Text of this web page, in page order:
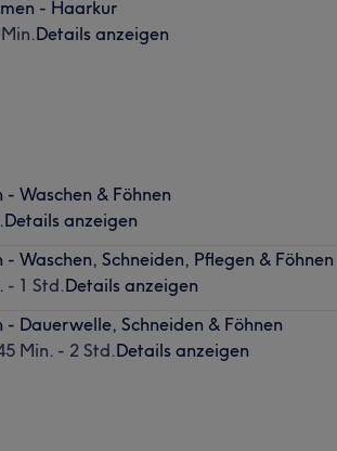
- Haarkur
Details anzeigen
- Waschen & Föhnen
Details anzeigen
- Waschen, Schneiden, Pflegen & Föhnen
- 1 Std.Details anzeigen
- Dauerwelle, Schneiden & Föhnen
Min. - 2 Std.Details anzeigen